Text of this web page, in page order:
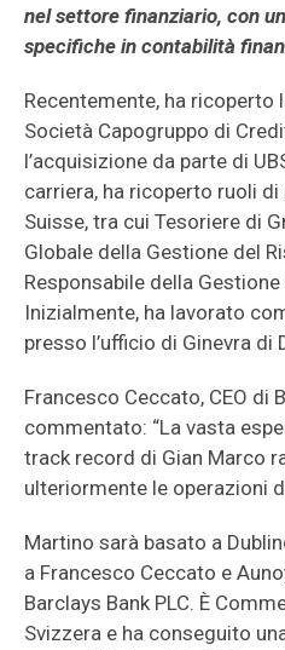
nel settore finanziario, con
specifiche in contabilità
Recentemente, ha ricoperto
Società Capogruppo di
l’acquisizione da parte di
carriera, ha ricoperto ruoli
Suisse, tra cui Tesoriere di
Globale della Gestione del
Responsabile della
Inizialmente, ha lavorato
presso l’ufficio di Ginevra di
Francesco Ceccato, CEO di
commentato: “La vasta
track record di Gian Marco
ulteriormente le operazioni
Martino sarà basato a
a Francesco Ceccato e
Barclays Bank PLC. È
Svizzera e ha conseguito